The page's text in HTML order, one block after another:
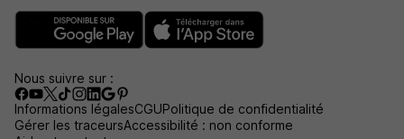
Nous suivre sur :
Informations légalesCGUPolitique de confidentialité
Gérer les traceursAccessibilité : non conforme